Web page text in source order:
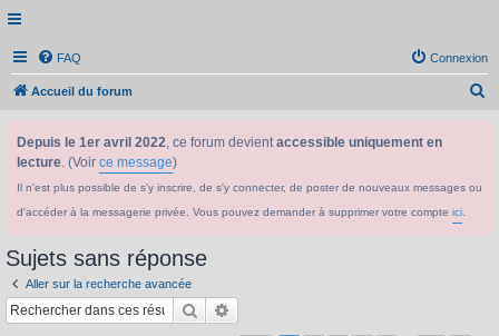
FAQ Connexion
Accueil du forum
Depuis le 1er avril 2022, ce forum devientaccessible uniquement en
lecture. (Voir ce message)
Il n'est plus possible de s'y inscrire, de s'y connecter, de poster de nouveaux messages ou
d'accéder à la messagerie privée. Vous pouvez demander à supprimer votre compte ici
Sujets sans réponse
Aller sur la recherche avancée
Rechercher